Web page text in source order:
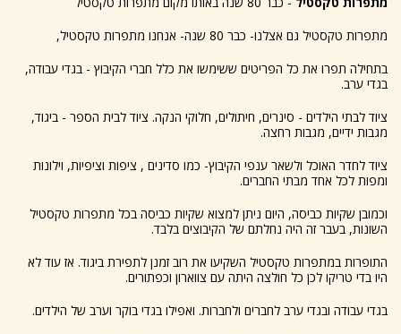
מתפרות טקסטיל גם אצלנו- כבר 80 שנה- אנחנו מתפרות טקסטיל,
בתחילה תפרו את כל הפריטים ששימשו את כלל חברי הקיבוץ - בגדי עבודה,
בגדי ערב.
ציוד לבתי הילדים - סינרים, חיתולים, חלוקי הנקה. ציוד לבית הספר - ביגוד,
מגבות ידיים, מגבות רחצה.
ציוד לחדר האוכל ולשאר ענפי הקיבוץ- כמו סדינים , ציפות וציפיות, וילונות
ומפות לכל אחד מבתי החברים.
וכמובן שקיות כביסה, היום ניתן למצוא שקיות כביסה בכל מתפרות טקסטיל
השונות, בעבר זה היה נחלתם של הקיבוצים בלבד.
התופרות במתפרות טקסטיל השקיעו את רוב זמנן לתפירת ביגוד. אז עוד לא
היו בדי טריקו לכן כל חולצה היתה עם צווארון וכפתורים.
בגדי עבודה ובגדי ערב לחברים ולחברות. ואפילו בגדי בוקר וערב של הילדים.